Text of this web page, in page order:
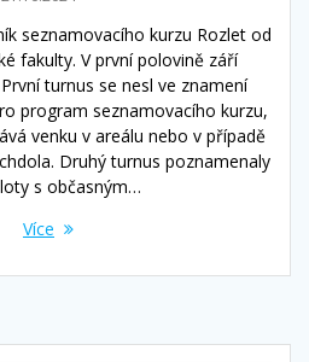
seznamovacího kurzu Rozlet od
fakulty. V první polovině září
turnus se nesl ve znamení
program seznamovacího kurzu,
venku v areálu nebo v případě
Druhý turnus poznamenaly
s občasným…
Více